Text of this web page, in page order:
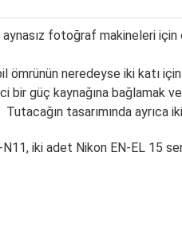
fotoğraf makineleri için
ömrünün neredeyse iki katı
bir güç kaynağına bağlamak
Tutacağın tasarımında
N11, iki adet Nikon EN-EL 15